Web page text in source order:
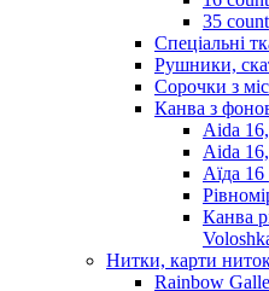
35 count
Спеціальні
Рушники,
Сорочки з
Канва з
Aida
Aida
Аїда
Канва
Нитки, карти
Rainbow